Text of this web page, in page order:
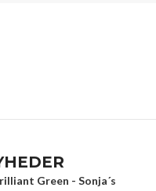
Green - Sonja´s